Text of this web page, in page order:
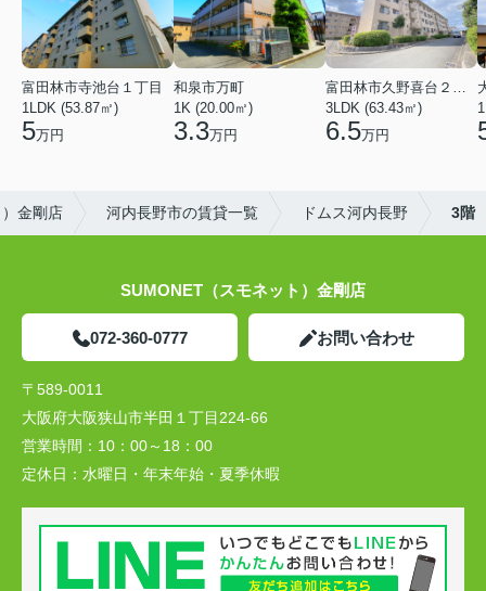
富田林市寺池台１丁目
1LDK (53.87㎡)
5万円
和泉市万町
1K (20.00㎡)
3.3万円
3LDK (63.43㎡)
6.5万円
金剛店 河内長野市の賃貸一覧 ドムス河内長野 3階
SUMONET（スモネット）金剛店
072-360-0777 お問い合わせ
〒589-0011
大阪府大阪狭山市半田１丁目224-66
営業時間： 10：00～18：00
定休日： 水曜日・年末年始・夏季休暇